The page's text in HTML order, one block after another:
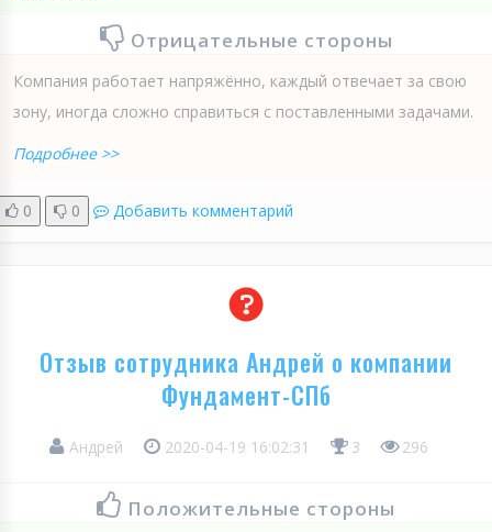
Отрицательные стороны
Компания работает напряжённо, каждый отвечает за свою
зону, иногда сложно справиться с поставленными задачами.
Подробнее >>
0 0 Добавить комментарий
Отзыв сотрудника Андрей о компании
Фундамент-СПб
Андрей 2020-04-19 16:02:31 3 296
Положительные стороны